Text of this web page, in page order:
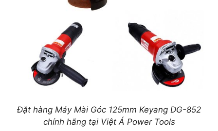
Đặt hàng Máy Mài Góc 125mm Keyang DG-852
chính hãng tại Việt Á Power Tools